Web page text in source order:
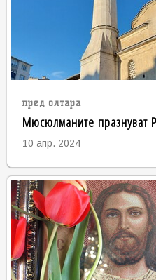
пред олтара
Мюсюлманите празнуват
10 апр. 2024